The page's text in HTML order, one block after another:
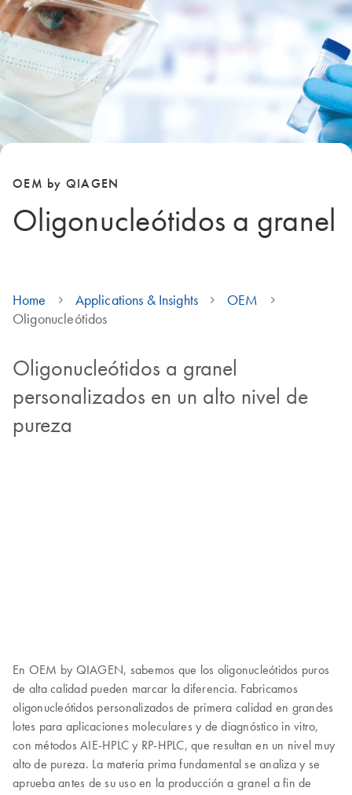
OEM by QIAGEN
Oligonucleótidos a granel
Home Applications & Insights
OEM
Oligonucleótidos
Oligonucleótidos a granel
personalizados en un alto nivel de
pureza
En OEM by QIAGEN, sabemos que los oligonucleótidos puros
de alta calidad pueden marcar la diferencia. Fabricamos
oligonucleótidos personalizados de primera calidad en grandes
lotes para aplicaciones moleculares y de diagnóstico in vitro,
con métodos AIE-HPLC y RP-HPLC, que resultan en un nivel muy
alto de pureza. La materia prima fundamental se analiza y se
aprueba antes de su uso en la producción a granel a fin de